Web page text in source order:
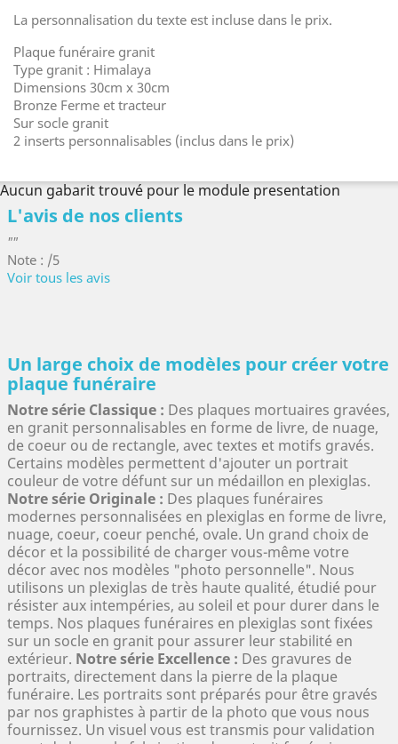
La personnalisation du texte est incluse dans le prix.
Plaque funéraire granit
Type granit : Himalaya
Dimensions 30cm x 30cm
Bronze Ferme et tracteur
Sur socle granit
2 inserts personnalisables (inclus dans le prix)
Aucun gabarit trouvé pour le module presentation
L'avis de nos clients
""
Note : /5
Voir tous les avis
Un large choix de modèles pour créer votre
plaque funéraire
Notre série Classique : Des plaques mortuaires gravées,
en granit personnalisables en forme de livre, de nuage,
de coeur ou de rectangle, avec textes et motifs gravés.
Certains modèles permettent d'ajouter un portrait
couleur de votre défunt sur un médaillon en plexiglas.
Notre série Originale : Des plaques funéraires
modernes personnalisées en plexiglas en forme de livre,
nuage, coeur, coeur penché, ovale. Un grand choix de
décor et la possibilité de charger vous-même votre
décor avec nos modèles "photo personnelle". Nous
utilisons un plexiglas de très haute qualité, étudié pour
résister aux intempéries, au soleil et pour durer dans le
temps. Nos plaques funéraires en plexiglas sont fixées
sur un socle en granit pour assurer leur stabilité en
extérieur. Notre série Excellence : Des gravures de
portraits, directement dans la pierre de la plaque
funéraire. Les portraits sont préparés pour être gravés
par nos graphistes à partir de la photo que vous nous
fournissez. Un visuel vous est transmis pour validation